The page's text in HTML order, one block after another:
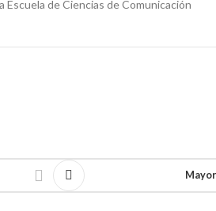
Escuela de Ciencias de Comunicación
Mayor